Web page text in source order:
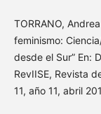
TORRANO,
feminismo:
desde el Sur” En:
RevIISE, Revista
11, año 11, abril